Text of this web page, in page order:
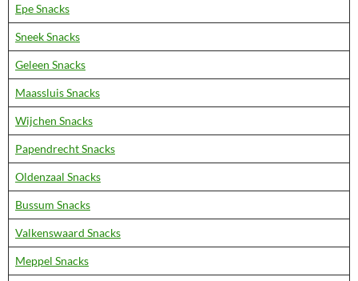
Epe Snacks
Sneek Snacks
Geleen Snacks
Maassluis Snacks
Wijchen Snacks
Papendrecht Snacks
Oldenzaal Snacks
Bussum Snacks
Valkenswaard Snacks
Meppel Snacks